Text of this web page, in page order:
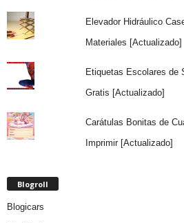
Elevador Hidráulico
Materiales [Actualizado]
Etiquetas Escolares de
Gratis [Actualizado]
Carátulas Bonitas de
Imprimir [Actualizado]
Blogroll
Blogicars